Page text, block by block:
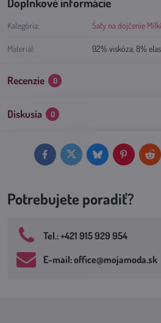
Kategória: Šaty na dojčenie
Materiál: 92% viskóza, 8%
Recenzie 0
Diskusia 0
FacebookTwitter BlueskyPinterest
Potrebujete poradiť?
Tel​.: +421 915 929 954
E-mail: office​@mojamoda​.sk